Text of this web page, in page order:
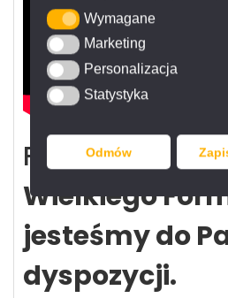
WymaganeWymagane
MarketingMarketing
Personalizacja
Personalizacja
StatystykaStatystyka
Odmów
FRANKO –
Wielkiego
jesteśmy do
dyspozycji.